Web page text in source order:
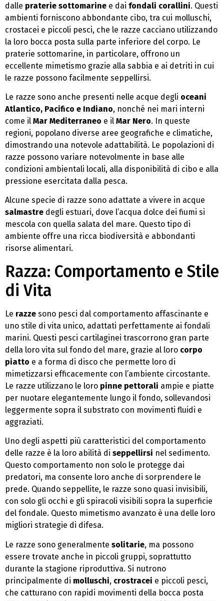
dalle praterie sottomarine e dai fondali corallini. Questi
ambienti forniscono abbondante cibo, tra cui molluschi,
crostacei e piccoli pesci, che le razze cacciano utilizzando
la loro bocca posta sulla parte inferiore del corpo. Le
praterie sottomarine, in particolare, offrono un
eccellente mimetismo grazie alla sabbia e ai detriti in cui
le razze possono facilmente seppellirsi.
Le razze sono anche presenti nelle acque degli oceani
Atlantico, Pacifico e Indiano, nonché nei mari interni
come il Mar Mediterraneo e il Mar Nero. In queste
regioni, popolano diverse aree geografiche e climatiche,
dimostrando una notevole adattabilità. Le popolazioni di
razze possono variare notevolmente in base alle
condizioni ambientali locali, alla disponibilità di cibo e alla
pressione esercitata dalla pesca.
Alcune specie di razze sono adattate a vivere in acque
salmastre degli estuari, dove l’acqua dolce dei fiumi si
mescola con quella salata del mare. Questo tipo di
ambiente offre una ricca biodiversità e abbondanti
risorse alimentari.
Razza: Comportamento e Stile
di Vita
Le razze sono pesci dal comportamento affascinante e
uno stile di vita unico, adattati perfettamente ai fondali
marini. Questi pesci cartilaginei trascorrono gran parte
della loro vita sul fondo del mare, grazie al loro corpo
piatto e a forma di disco che permette loro di
mimetizzarsi efficacemente con l’ambiente circostante.
Le razze utilizzano le loro pinne pettorali ampie e piatte
per nuotare elegantemente lungo il fondo, sollevandosi
leggermente sopra il substrato con movimenti fluidi e
aggraziati.
Uno degli aspetti più caratteristici del comportamento
delle razze è la loro abilità di seppellirsi nel sedimento.
Questo comportamento non solo le protegge dai
predatori, ma consente loro anche di sorprendere le
prede. Quando seppellite, le razze sono quasi invisibili,
con solo gli occhi e gli spiracoli visibili sopra la superficie
del fondale. Questo mimetismo avanzato è una delle loro
migliori strategie di difesa.
Le razze sono generalmente solitarie, ma possono
essere trovate anche in piccoli gruppi, soprattutto
durante la stagione riproduttiva. Si nutrono
principalmente di molluschi, crostracei e piccoli pesci,
che catturano con rapidi movimenti della bocca posta